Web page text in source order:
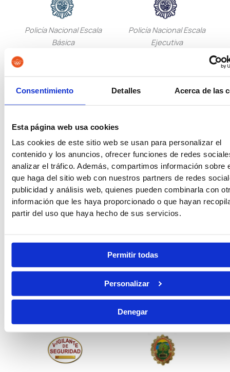
Consentimiento Detalles Acerca de las
Esta página web usa cookies
Las cookies de este sitio web se usan para personalizar el
contenido y los anuncios, ofrecer funciones de redes
analizar el tráfico. Además, compartimos información sobre
que haga del sitio web con nuestros partners de redes
publicidad y análisis web, quienes pueden combinarla con
información que les haya proporcionado o que hayan
partir del uso que haya hecho de sus servicios.
Permitir todas
Personalizar
Denegar
Policía Nacional Escala
Básica
Policía Nacional Escala
Ejecutiva
Guardia Civil Tropa y Marinería
Vigilancia Aduanera
Instituciones
Penitenciarias
Oposiciones de Justicia Auxilio Judicial